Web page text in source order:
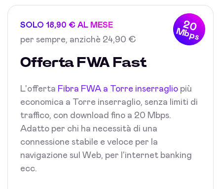
20
Mbps
SOLO 18,90 € AL MESE
per sempre, anzichè 24,90 €
Offerta FWA Fast
L'offerta Fibra FWA a Torre inserraglio più
economica a Torre inserraglio, senza limiti di
traffico, con download fino a 20 Mbps.
Adatto per chi ha necessità di una
connessione stabile e veloce per la
navigazione sul Web, per l'internet banking
ecc.